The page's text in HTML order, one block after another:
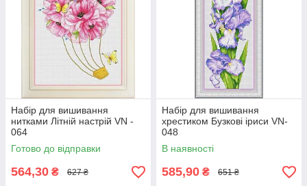
Набір для вишивання
нитками Літній настрій VN -
064
Готово до відправки
564,30 ₴ 627 ₴
Набір для вишивання
хрестиком Бузкові іриси VN-
048
В наявності
585,90 ₴ 651 ₴